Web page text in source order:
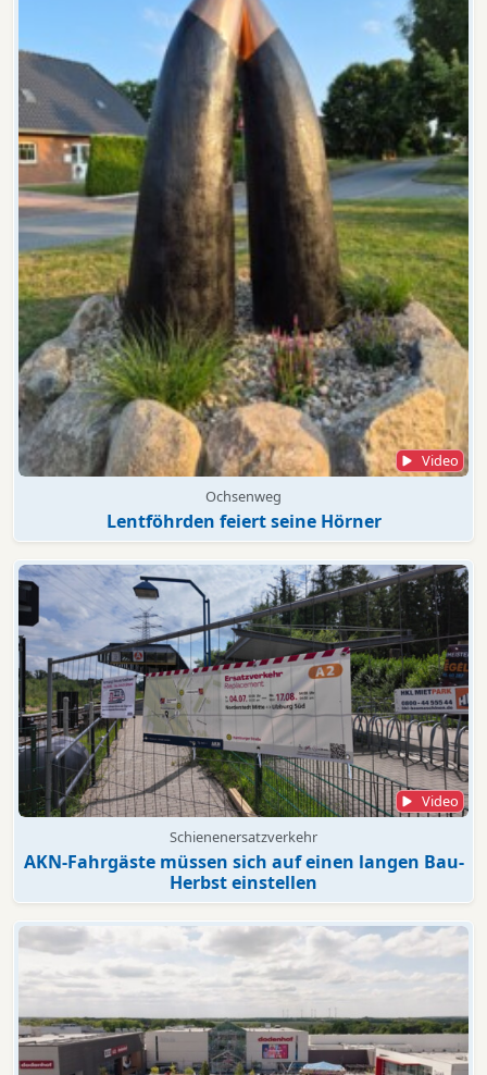
Video
Ochsenweg
Lentföhrden feiert seine Hörner
Video
Schienenersatzverkehr
AKN-Fahrgäste müssen sich auf einen langen Bau-
Herbst einstellen